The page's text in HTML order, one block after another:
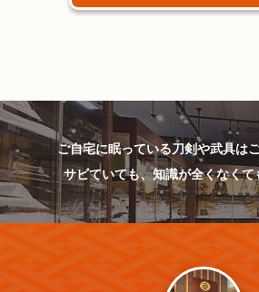
ご自宅に眠っている刀剣や武具は
サビていても、知識が全くなくて